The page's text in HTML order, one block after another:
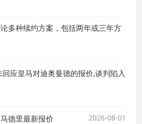
多种续约方案，包括两年或三年方
应皇马对迪奥曼德的报价,谈判陷入
德里最新报价 2026-08-01